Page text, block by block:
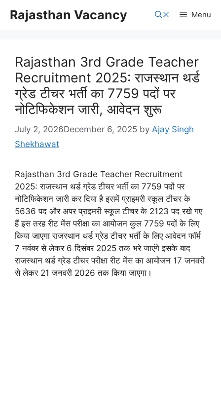
Rajasthan Vacancy Menu
Rajasthan 3rd Grade Teacher
Recruitment 2025: राजस्थान थर्ड
ग्रेड टीचर भर्ती का 7759 पदों पर
नोटिफिकेशन जारी, आवेदन शुरू
July 2, 2026December 6, 2025 by Ajay Singh
Shekhawat
Rajasthan 3rd Grade Teacher Recruitment
2025: राजस्थान थर्ड ग्रेड टीचर भर्ती का 7759 पदों पर
नोटिफिकेशन जारी कर दिया है इसमें प्राइमरी स्कूल टीचर के
5636 पद और अपर प्राइमरी स्कूल टीचर के 2123 पद रखे गए
हैं इस तरह रीट मेंस परीक्षा का आयोजन कुल 7759 पदों के लिए
किया जाएगा राजस्थान थर्ड ग्रेड टीचर भर्ती के लिए आवेदन फॉर्म
7 नवंबर से लेकर 6 दिसंबर 2025 तक भरे जाएंगे इसके बाद
राजस्थान थर्ड ग्रेड टीचर परीक्षा रीट मेंस का आयोजन 17 जनवरी
से लेकर 21 जनवरी 2026 तक किया जाएगा।